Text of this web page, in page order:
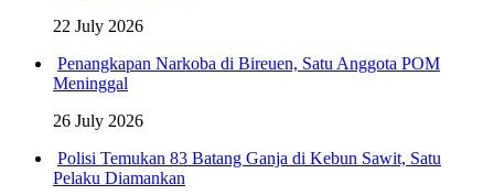
22 July 2026
Penangkapan Narkoba di Bireuen, Satu Anggota POM
Meninggal
26 July 2026
Polisi Temukan 83 Batang Ganja di Kebun Sawit, Satu
Pelaku Diamankan